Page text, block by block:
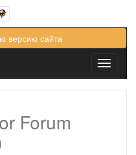
версию сайта
Toggle
Forum